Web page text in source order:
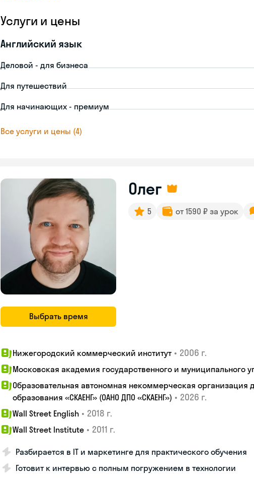
Услуги и цены
Английский язык
Деловой - для бизнеса
Для путешествий
Для начинающих - премиум
Все услуги и цены (4)
Выбрать время
Олег
5 от 1590 ₽ за урок
Нижегородский коммерческий институт • 2006 г.
Московская академия государственного и муниципального
Образовательная автономная некоммерческая организация
образования «СКАЕНГ» (ОАНО ДПО «СКАЕНГ») • 2026 г.
Wall Street English • 2018 г.
Wall Street Institute • 2011 г.
Разбирается в IT и маркетинге для практического обучения
Готовит к интервью с полным погружением в технологии